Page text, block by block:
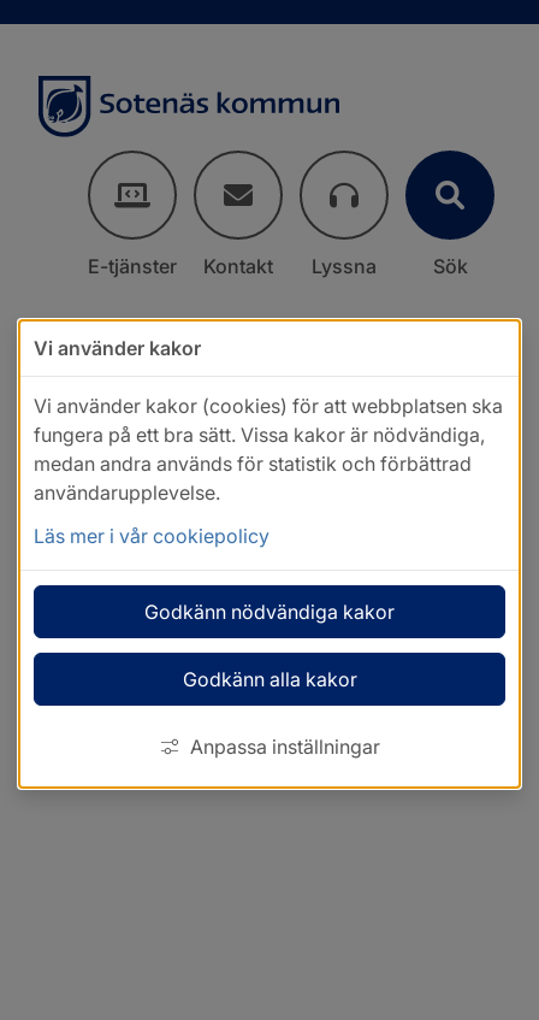
E-tjänster Kontakt Lyssna Sök
Vi använder kakor
Vi använder kakor (cookies) för att webbplatsen ska
fungera på ett bra sätt. Vissa kakor är nödvändiga,
medan andra används för statistik och förbättrad
användarupplevelse.
Läs mer i vår cookiepolicy
Godkänn nödvändiga kakor
Godkänn alla kakor
Anpassa inställningar